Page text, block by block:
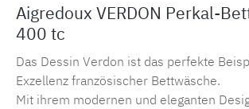
Aigredoux VERDON Perkal-
400 tc
Das Dessin Verdon ist das perfekte
Exzellenz französischer Bettwäsche.
Mit ihrem modernen und eleganten